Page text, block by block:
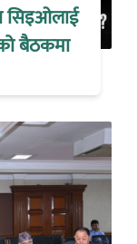
सिइओलाई
बैठकमा